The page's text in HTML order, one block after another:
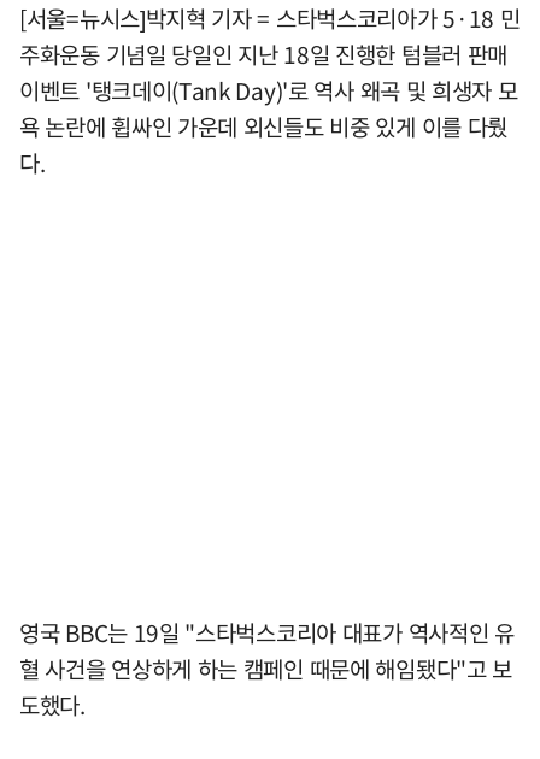
[서울=뉴시스]박지혁 기자 = 스타벅스코리아가 5·18 민
주화운동 기념일 당일인 지난 18일 진행한 텀블러 판매
이벤트 '탱크데이(Tank Day)'로 역사 왜곡 및 희생자 모
욕 논란에 휩싸인 가운데 외신들도 비중 있게 이를 다뤘
다.
영국 BBC는 19일 "스타벅스코리아 대표가 역사적인 유
혈 사건을 연상하게 하는 캠페인 때문에 해임됐다"고 보
도했다.